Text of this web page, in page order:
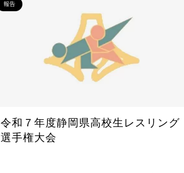
報告
令和７年度静岡県高校生レスリング
選手権大会